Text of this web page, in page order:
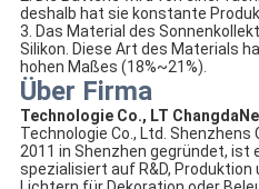
deshalb hat sie konstante
3. Das Material des
Silikon. Diese Art des Materials
hohen Maßes (18%~21%).
Über Firma
Technologie Co., LT
Technologie Co., Ltd.
2011 in Shenzhen gegründet,
spezialisiert auf R&D, Produktion